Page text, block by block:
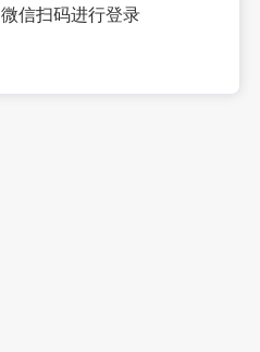
微信扫码进行登录